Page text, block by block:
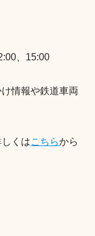
、15:00
情報や鉄道車両
くはこちらから